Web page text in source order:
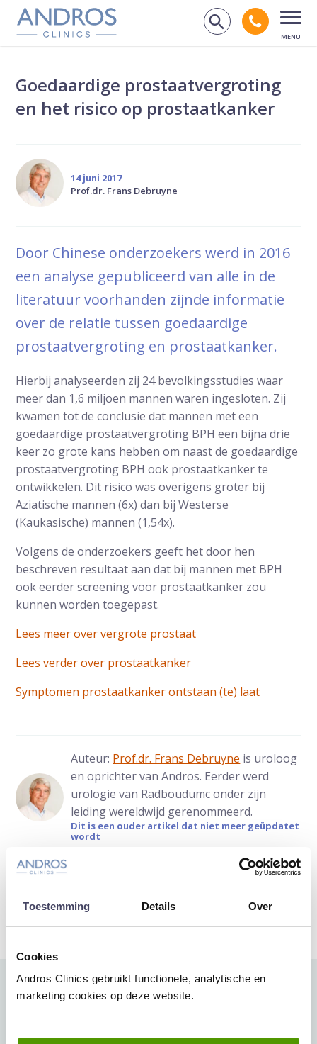
Toestemming Details Over
Cookies
Andros Clinics gebruikt functionele, analytische en
marketing cookies op deze website.
Navigatie overslaan
Zoek op
Bel
Goedaardige prostaatvergroting
en het risico op prostaatkanker
14 juni 2017
Prof.dr. Frans Debruyne
Door Chinese onderzoekers werd in 2016
een analyse gepubliceerd van alle in de
literatuur voorhanden zijnde informatie
over de relatie tussen goedaardige
prostaatvergroting en prostaatkanker.
Hierbij analyseerden zij 24 bevolkingsstudies waar
meer dan 1,6 miljoen mannen waren ingesloten. Zij
kwamen tot de conclusie dat mannen met een
goedaardige prostaatvergroting BPH een bijna drie
keer zo grote kans hebben om naast de goedaardige
prostaatvergroting BPH ook prostaatkanker te
ontwikkelen. Dit risico was overigens groter bij
Aziatische mannen (6x) dan bij Westerse
(Kaukasische) mannen (1,54x).
Volgens de onderzoekers geeft het door hen
beschreven resultaat aan dat bij mannen met BPH
ook eerder screening voor prostaatkanker zou
kunnen worden toegepast.
Lees meer over vergrote prostaat
Lees verder over prostaatkanker
Symptomen prostaatkanker ontstaan (te) laat
Auteur: Prof.dr. Frans Debruyne is uroloog
en oprichter van Andros. Eerder werd
urologie van Radboudumc onder zijn
leiding wereldwijd gerenommeerd.
Dit is een ouder artikel dat niet meer geüpdatet
wordt
Deel via WhatsApp
Deel dit via Whatsapp
Deel via Mail
Delen via de
Meer artikelen hierover:
Wetenschappelijk onderzoek bij Andros